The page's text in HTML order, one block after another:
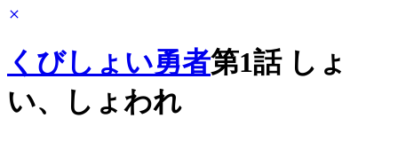
くびしょい勇者第1話 しょ
い、しょわれ